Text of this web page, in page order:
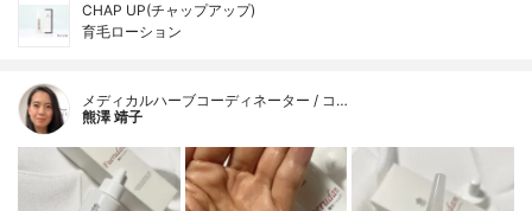
CHAP UP(チャップアップ)
育毛ローション
メディカルハーブコーディネーター / コ…
熊澤 靖子